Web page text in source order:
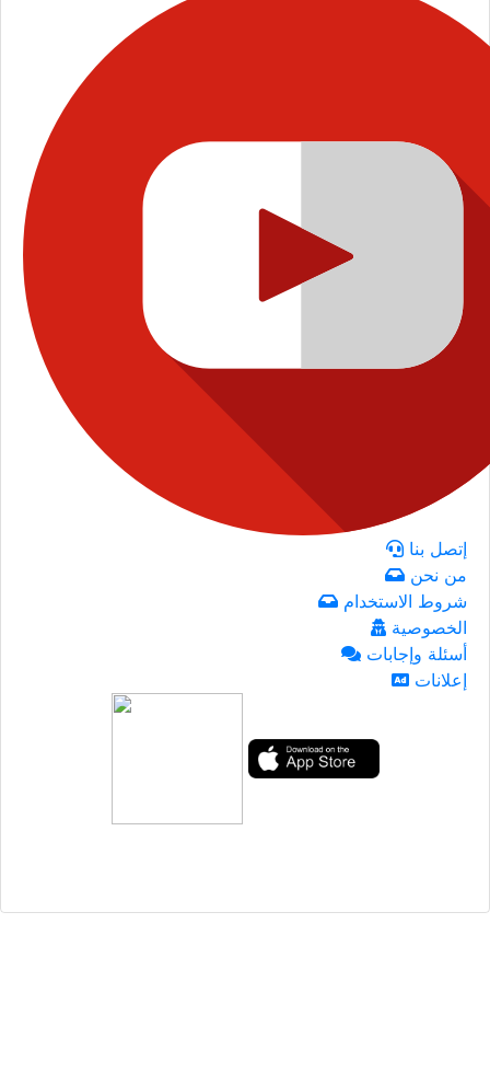
إتصل بنا
من نحن
شروط الاستخدام
الخصوصية
أسئلة وإجابات
إعلانات